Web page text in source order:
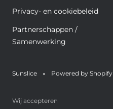
Privacy- en cookiebeleid
Partnerschappen /
Samenwerking
Sunslice Powered by Shopify
Wij accepteren